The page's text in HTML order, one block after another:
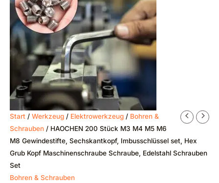
Start / Werkzeug / Elektrowerkzeug / Bohren &
Schrauben / HAOCHEN 200 Stück M3 M4 M5 M6
M8 Gewindestifte, Sechskantkopf, Imbusschlüssel set, Hex
Grub Kopf Maschinenschraube Schraube, Edelstahl Schrauben
Set
Bohren & Schrauben